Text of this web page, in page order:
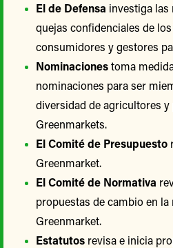
El de Defensa investiga las
quejas confidenciales de
consumidores y gestores
Nominacionestoma
nominaciones para ser
diversidad de agricultores
Greenmarkets.
El Comité de Presupuesto
Greenmarket.
El Comité de Normativa
propuestas de cambio en
Greenmarket.
Estatutos revisa e inicia